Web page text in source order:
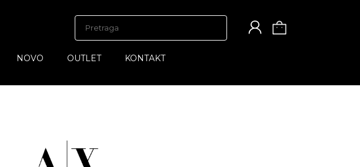
NOVO OUTLET KONTAKT